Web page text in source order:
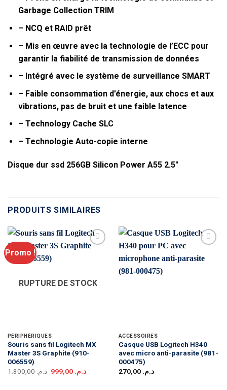
Garbage Collection TRIM
– NCQ et RAID prêt
– Mis en œuvre avec la technologie de l’ECC pour
garantir la fiabilité de transmission de données
– Intégré avec le système de surveillance SMART
– Faible consommation d’énergie, aux chocs et aux
vibrations, pas de bruit et une faible latence
– Technology Cache SLC
– Technologie Auto-copie interne
Disque dur ssd 256GB Silicon Power A55 2.5″
PRODUITS SIMILAIRES
Promo !
RUPTURE DE STOCK
PÉRIPHÉRIQUES
Souris sans fil Logitech MX
Master 3S Graphite (910-
006559)
د.م.1.300,00
Le
د.م. 999,00
Le
ACCESSOIRES
Casque USB Logitech H340
avec micro anti-parasite (981-
000475)
د.م. 270,00